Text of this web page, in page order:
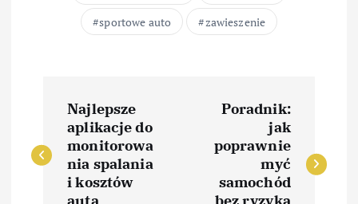
sportowe auto
zawieszenie
a
w
Najlepsze
aplikacje do
monitorowa
nia spalania
i kosztów
auta
Poradnik:
jak
poprawnie
myć
samochód
bez ryzyka